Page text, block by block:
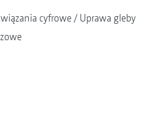
cyfrowe
Uprawa gleby